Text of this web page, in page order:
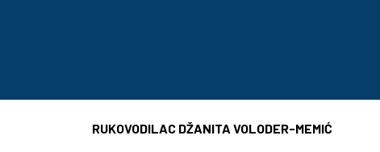
RUKOVODILAC DŽANITA VOLODER-MEMIĆ